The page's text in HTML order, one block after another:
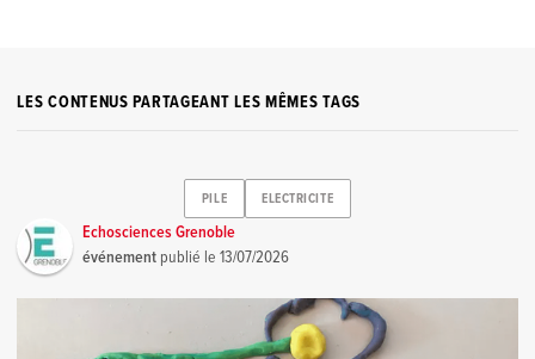
LES CONTENUS PARTAGEANT LES MÊMES TAGS
PILE ELECTRICITE
Echosciences Grenoble
événement publié le13/07/2026